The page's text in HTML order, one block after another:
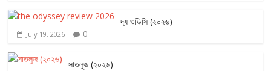
দ্য ওডিসি (২০২৬)
July 19, 2026 0
সাতলুজ (২০২৬)